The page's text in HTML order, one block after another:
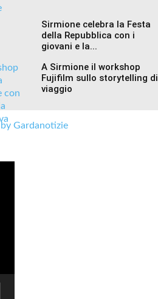
Sirmione celebra la Festa
della Repubblica con i
giovani e la...
A Sirmione il workshop
Fujifilm sullo storytelling di
viaggio
Gardanotizie